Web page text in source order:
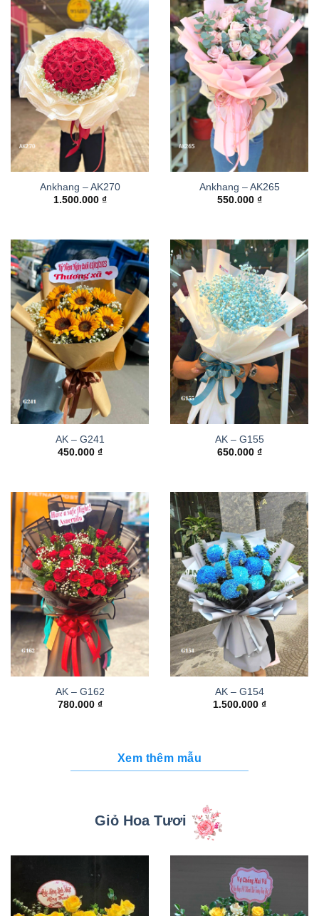
Ankhang – AK270
1.500.000 ₫
Ankhang – AK265
550.000 ₫
AK – G241
450.000 ₫
AK – G155
650.000 ₫
AK – G162
780.000 ₫
AK – G154
1.500.000 ₫
Xem thêm mẫu
Giỏ Hoa Tươi